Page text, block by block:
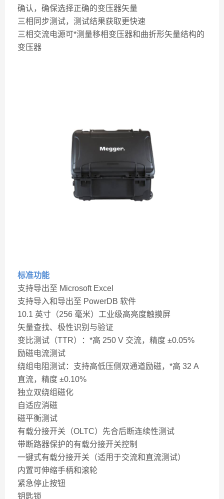
确认，确保选择正确的变压器矢量
三相同步测试，测试结果获取更快速
三相交流电源可*测量移相变压器和曲折形矢量结构的
变压器
标准功能
支持导出至 Microsoft Excel
支持导入和导出至 PowerDB 软件
10.1 英寸（256 毫米）工业级高亮度触摸屏
矢量查找、极性识别与验证
变比测试（TTR）：*高 250 V 交流，精度 ±0.05%
励磁电流测试
绕组电阻测试：支持高低压侧双通道励磁，*高 32 A
直流，精度 ±0.10%
独立双绕组磁化
自适应消磁
磁平衡测试
有载分接开关（OLTC）先合后断连续性测试
带断路器保护的有载分接开关控制
一键式有载分接开关（适用于交流和直流测试）
内置可伸缩手柄和滚轮
紧急停止按钮
钥匙锁